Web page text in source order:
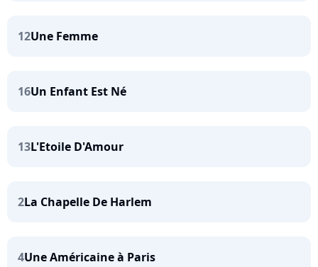
12Une Femme
16Un Enfant Est Né
13L'Etoile D'Amour
2La Chapelle De Harlem
4Une Américaine à Paris